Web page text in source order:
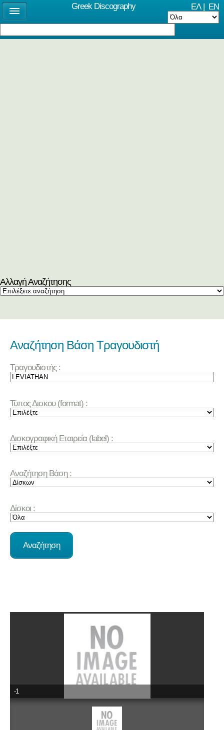
ΕΛ| EN
Αλλαγή Αναζήτησης
Αναζήτηση Βάση Τραγουδιστή
Τραγουδιστής :
Τύπος Δισκου (format) :
Δισκογραφική Εταιρεία (label) :
Αναζήτηση Βάση :
Δίσκοι :
-1
Greek Discography